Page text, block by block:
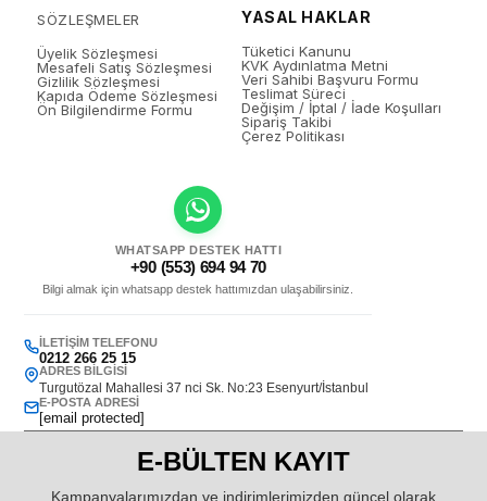
SÖZLEŞMELER
Üyelik Sözleşmesi
Mesafeli Satış Sözleşmesi
Gizlilik Sözleşmesi
Kapıda Ödeme Sözleşmesi
Ön Bilgilendirme Formu
YASAL HAKLAR
Tüketici Kanunu
KVK Aydınlatma Metni
Veri Sahibi Başvuru Formu
Teslimat Süreci
Değişim / İptal / İade Koşulları
Sipariş Takibi
Çerez Politikası
WHATSAPP DESTEK HATTI
+90 (553) 694 94 70
Bilgi almak için whatsapp destek hattımızdan ulaşabilirsiniz.
İLETIŞIM TELEFONU
0212 266 25 15
ADRES BILGISI
Turgutözal Mahallesi 37 nci Sk. No:23 Esenyurt/İstanbul
E-POSTA ADRESI
[email protected]
E-BÜLTEN KAYIT
Kampanyalarımızdan ve indirimlerimizden güncel olarak